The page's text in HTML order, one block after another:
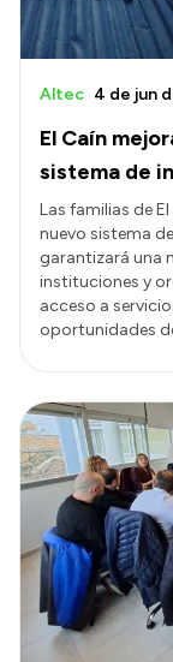
El Caín
sistema de
Altec 4 de jun
Las familias de
nuevo sistema
garantizará una
instituciones y
acceso a
oportunidades